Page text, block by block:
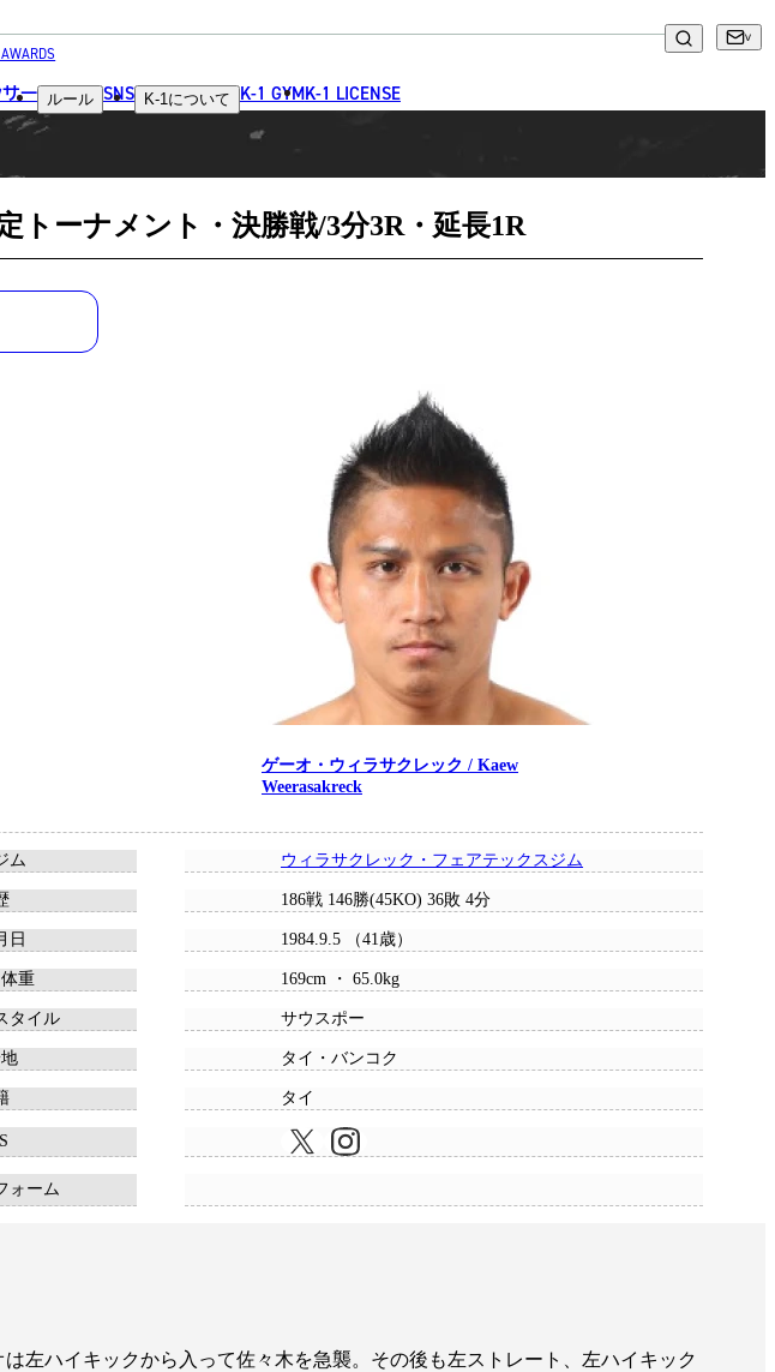
ー ルール SNS K-1 について K-1 GYMK-1 LICENSE
トーナメント・決勝戦/3分3R・延長1R
ゲーオ・ウィラサクレック / Kaew
Weerasakreck
ム ウィラサクレック・フェアテックスジム
186戦 146勝(45KO) 36敗 4分
日 1984.9.5 （41歳）
重 169cm ・ 65.0kg
タイル サウスポー
タイ・バンコク
タイ
ォーム
左ハイキックから入って佐々木を急襲。その後も左ストレート、左ハイキック